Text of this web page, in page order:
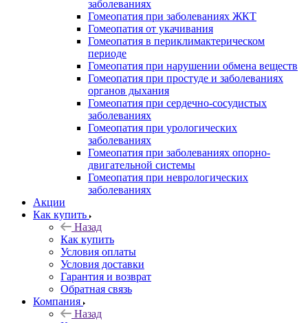
заболеваниях
Гомеопатия при заболеваниях ЖКТ
Гомеопатия от укачивания
Гомеопатия в периклимактерическом
периоде
Гомеопатия при нарушении обмена веществ
Гомеопатия при простуде и заболеваниях
органов дыхания
Гомеопатия при сердечно-сосудистых
заболеваниях
Гомеопатия при урологических
заболеваниях
Гомеопатия при заболеваниях опорно-
двигательной системы
Гомеопатия при неврологических
заболеваниях
Акции
Как купить
Назад
Как купить
Условия оплаты
Условия доставки
Гарантия и возврат
Обратная связь
Компания
Назад